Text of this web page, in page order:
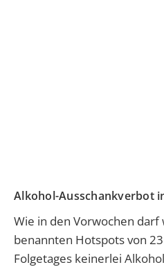
Alkohol-Ausschankverbot
Wie in den Vorwochen
benannten Hotspots von
Folgetages keinerlei